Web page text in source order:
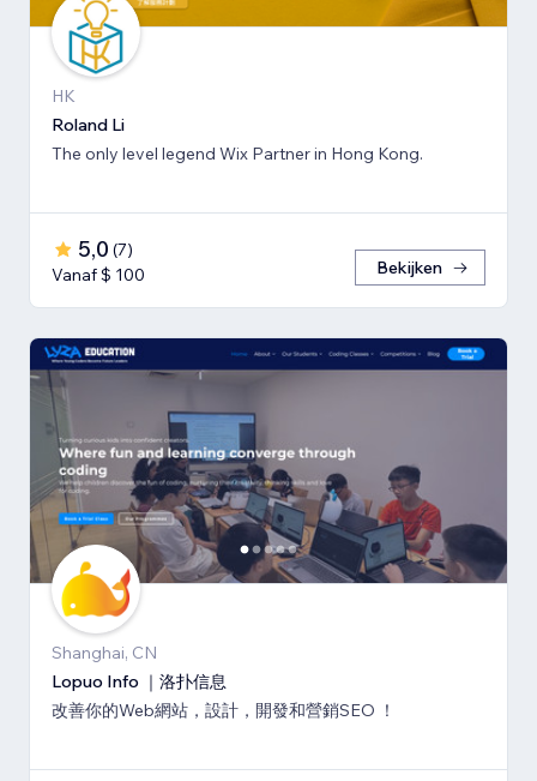
HK
Roland Li
The only level legend Wix Partner in Hong Kong.
5,0 (7)
Vanaf $ 100
Bekijken
Shanghai, CN
Lopuo Info ｜洛扑信息
改善你的Web網站，設計，開發和營銷SEO ！